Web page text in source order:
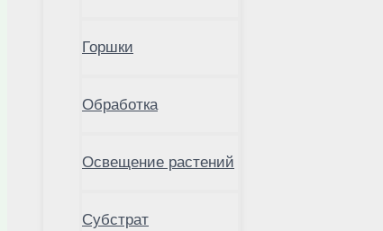
Горшки
Обработка
Освещение растений
Субстрат